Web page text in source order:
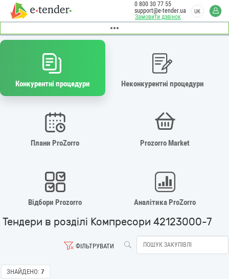
Замовити дзвінок
0 800 30 77 55
support@e-tender.ua
UK
Конкурентні процедури Неконкурентні процедури
Плани ProZorro Prozorro Market
Відбори Prozorro Аналітика ProZorro
Тендери в розділі Компресори 42123000-7
ФІЛЬТРУВАТИ
ЗНАЙДЕНО: 7